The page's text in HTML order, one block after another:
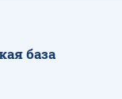
база